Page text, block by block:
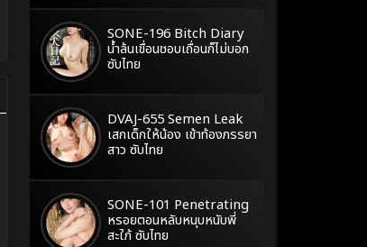
SONE-196 Bitch Diary
น้ำล้นเขื่อนชอบเถื่อนก็ไม่บอก
ซับไทย
DVAJ-655 Semen Leak
เสกเด็กให้น้อง เข้าท้องภรรยา
สาว ซับไทย
SONE-101 Penetrating
หรอยตอนหลับหนุบหนับพี่
สะใภ้ ซับไทย